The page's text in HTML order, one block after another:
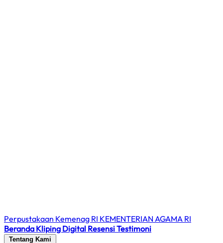
Perpustakaan Kemenag RI KEMENTERIAN AGAMA RI
Beranda Kliping Digital ResensiTestimoni
Tentang Kami